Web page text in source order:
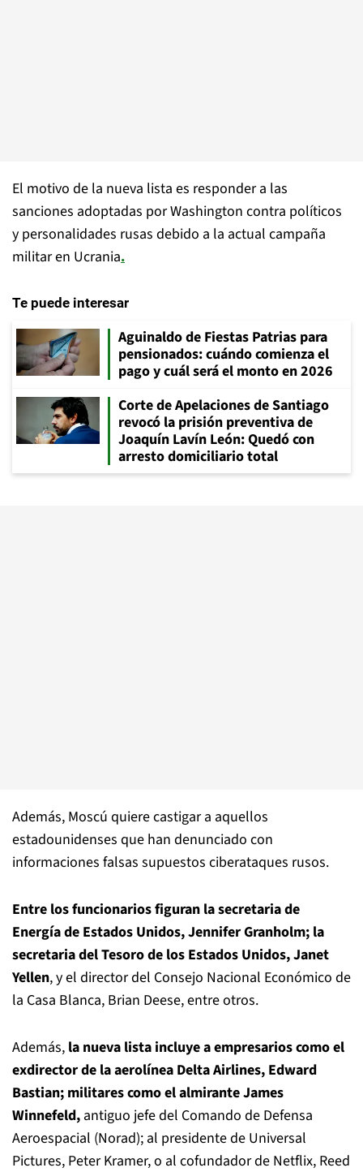
El motivo de la nueva lista es responder a las
sanciones adoptadas por Washington contra políticos
y personalidades rusas debido a la actual campaña
militar en Ucrania.
Te puede interesar
Aguinaldo de Fiestas Patrias para
pensionados: cuándo comienza el
pago y cuál será el monto en 2026
Corte de Apelaciones de Santiago
revocó la prisión preventiva de
Joaquín Lavín León: Quedó con
arresto domiciliario total
Además, Moscú quiere castigar a aquellos
estadounidenses que han denunciado con
informaciones falsas supuestos ciberataques rusos.
Entre los funcionarios figuran la secretaria de
Energía de Estados Unidos, Jennifer Granholm; la
secretaria del Tesoro de los Estados Unidos, Janet
Yellen, y el director del Consejo Nacional Económico de
la Casa Blanca, Brian Deese, entre otros.
Además, la nueva lista incluye a empresarios como el
exdirector de la aerolínea Delta Airlines, Edward
Bastian; militares como el almirante James
Winnefeld, antiguo jefe del Comando de Defensa
Aeroespacial (Norad); al presidente de Universal
Pictures, Peter Kramer, o al cofundador de Netflix, Reed